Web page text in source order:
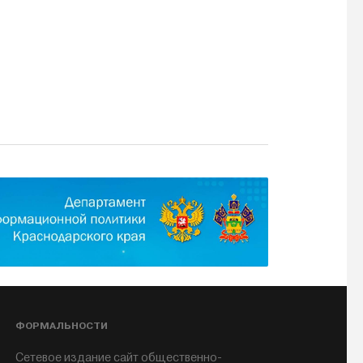
ФОРМАЛЬНОСТИ
Сетевое издание сайт общественно-